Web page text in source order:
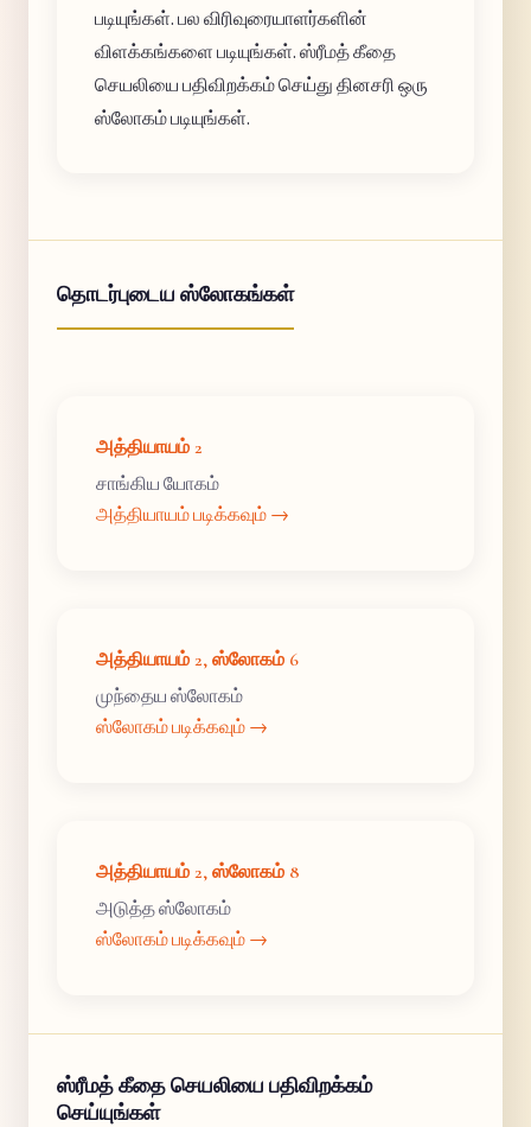
படியுங்கள். பல விரிவுரையாளர்களின்
விளக்கங்களை படியுங்கள். ஸ்ரீமத் கீதை
செயலியை பதிவிறக்கம் செய்து தினசரி ஒரு
ஸ்லோகம் படியுங்கள்.
தொடர்புடைய ஸ்லோகங்கள்
அத்தியாயம் 2
சாங்கிய யோகம்
அத்தியாயம் படிக்கவும் →
அத்தியாயம் 2, ஸ்லோகம் 6
முந்தைய ஸ்லோகம்
ஸ்லோகம் படிக்கவும் →
அத்தியாயம் 2, ஸ்லோகம் 8
அடுத்த ஸ்லோகம்
ஸ்லோகம் படிக்கவும் →
ஸ்ரீமத் கீதை செயலியை பதிவிறக்கம்
செய்யுங்கள்